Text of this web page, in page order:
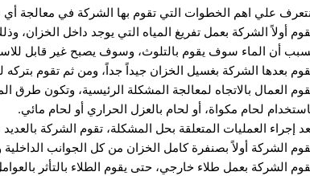
علي اهم الخطوات التي تقوم بها الشركة في معالجة أي
أولاً الشركة بعمل تفريغ المياه التي يوجد داخل الخزان،
أن الماء سوف يقوم بالتلوث، وسوف يصبح غير قابل
بعدها الشركة بغسيل الخزان جيداً جداً، ومن ثم تقوم بتركه
العمال بالاتجاه لمعالجة المشكلة الرئيسية، وتكون
لحام مكواة، أو لحام بالعزل الحراري أو لحام مائي.
إجراء العمليات المتعلقة بحل المشكلة، تقوم الشركة
الشركة أولاً بصنفرة كامل الخزان من كل الجوانب
الشركة بعمل طلاء خارجي، حتى يقوم الطلاء بالتأثر